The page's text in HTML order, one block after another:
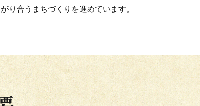
り合うまちづくりを進めています。